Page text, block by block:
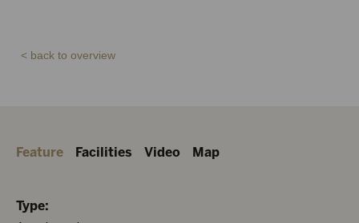
< back to overview
Feature Facilities Video Map
Type: